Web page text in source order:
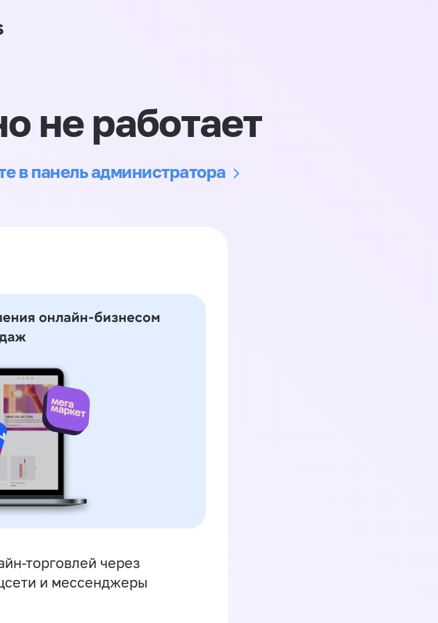
не работает
в панель администратора
торговлей через
и мессенджеры